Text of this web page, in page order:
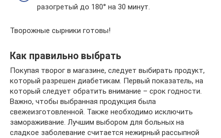
разогретый до 180° на 30 минут.
Творожные сырники готовы!
Как правильно выбрать
Покупая творог в магазине, следует выбирать продукт,
который разрешен диабетикам. Первый показатель, на
который следует обратить внимание – срок годности.
Важно, чтобы выбранная продукция была
свежеизготовленной. Также необходимо исключить
замораживание. Лучшим выбором для больных на
сладкое заболевание считается нежирный рассыпной